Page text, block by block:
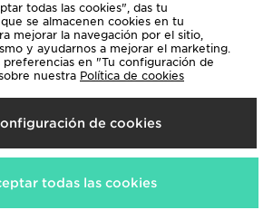
Selecciona País
las siguientes formas de pago
todas las cookies", das tu
se almacenen cookies en tu
mejorar la navegación por el sitio,
y ayudarnos a mejorar el marketing.
preferencias en "Tu configuración de
nuestra Política de cookies
de cookies
todas las cookies